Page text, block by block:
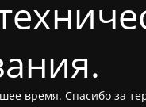
время. Спасибо за